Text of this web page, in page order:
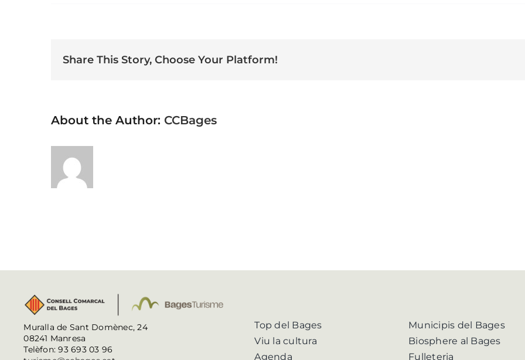
Share This Story, Choose Your Platform!
About the Author: CCBages
Muralla de Sant Domènec, 24
08241 Manresa
Telèfon: 93 693 03 96
Top del Bages
Viu la cultura
Agenda
Municipis del Bages
Biosphere al Bages
Fulleteria